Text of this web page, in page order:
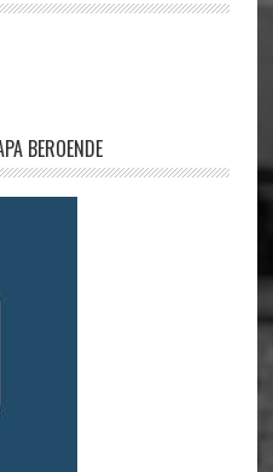
BEROENDE